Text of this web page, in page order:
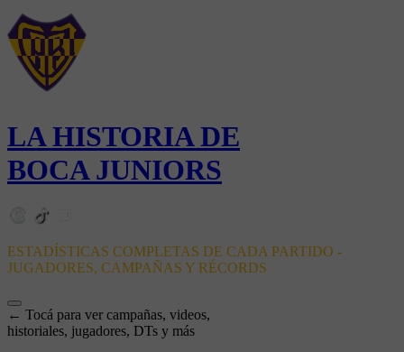
LA HISTORIA DE
BOCA JUNIORS
ESTADÍSTICAS COMPLETAS DE CADA PARTIDO -
JUGADORES, CAMPAÑAS Y RÉCORDS
← Tocá para ver campañas, videos,
historiales, jugadores, DTs y más